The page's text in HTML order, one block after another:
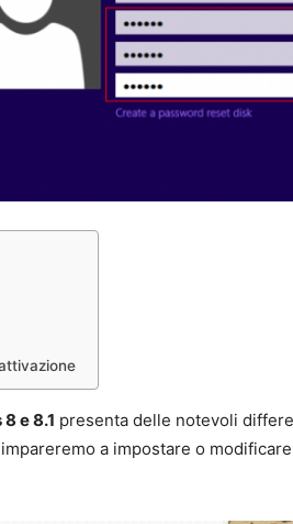
e 8.1 presenta delle notevoli
a impostare o